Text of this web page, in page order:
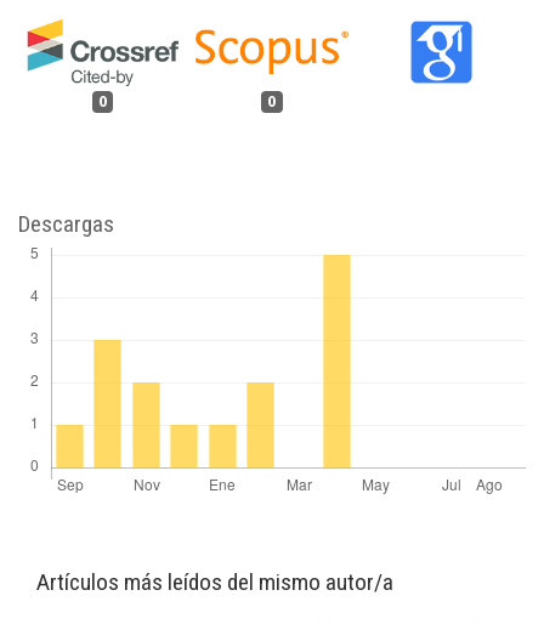
0 0
Descargas
Artículos más leídos del mismo autor/a